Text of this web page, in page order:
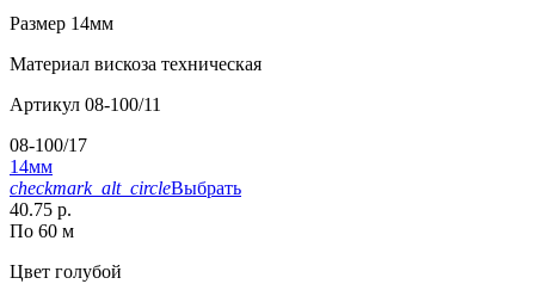
Размер 14мм
Материал вискоза техническая
Артикул 08-100/11
08-100/17
14мм
checkmark_alt_circleВыбрать
40.75 р.
По 60 м
Цвет голубой